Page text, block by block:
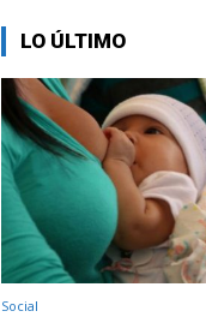
LO ÚLTIMO
Social